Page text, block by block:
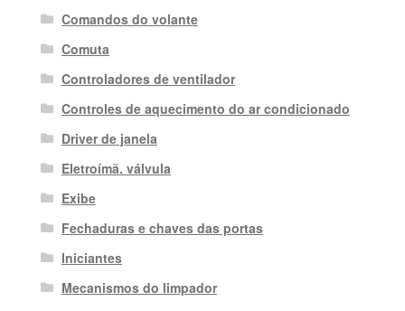
Comandos do volante
Comuta
Controladores de ventilador
Controles de aquecimento do ar condicionado
Driver de janela
Eletroímã. válvula
Exibe
Fechaduras e chaves das portas
Iniciantes
Mecanismos do limpador